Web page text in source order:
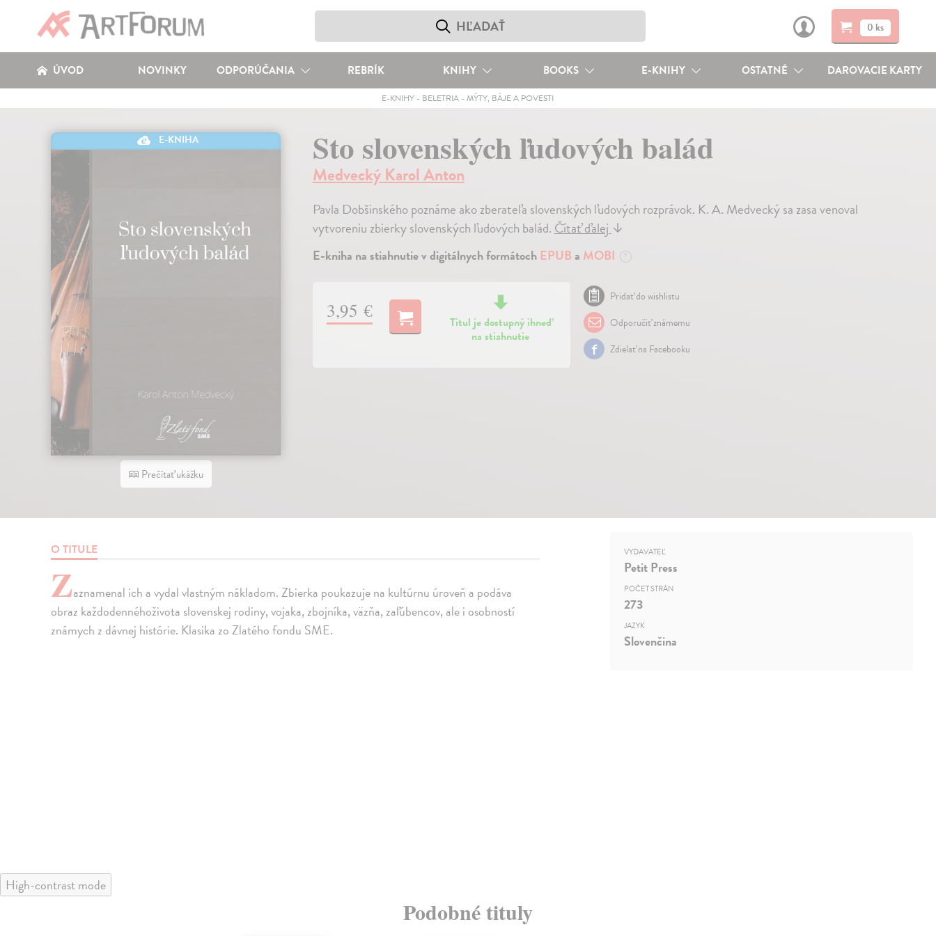
0 ks
ÚVOD NOVINKY ODPORÚČANIA REBRÍK KNIHY BOOKS E-KNIHY OSTATNÉ DAROVACIE KARTY
E-KNIHY - BELETRIA -MÝTY, BÁJE A POVESTI
E-KNIHA
Prečítať ukážku
Sto slovenských ľudových balád
Medvecký Karol Anton
Pavla Dobšinského poznáme ako zberateľa slovenských ľudových rozprávok. K. A. Medvecký sa zasa venoval
vytvoreniu zbierky slovenských ľudových balád.Čítať ďalej↓
E-kniha na stiahnutie v digitálnych formátoch EPUBa MOBI ?
3,95 €
Titul je dostupný ihneď
na stiahnutie
Pridať do wishlistu
Odporučiť známemu
Zdielať na Facebooku
O TITULE
Zaznamenal ich a vydal vlastným nákladom. Zbierka poukazuje na kultúrnu úroveň a podáva
obraz každodennéhoživota slovenskej rodiny, vojaka, zbojníka, väzňa, zaľúbencov, ale i osobností
známych z dávnej histórie. Klasika zo Zlatého fondu SME.
VYDAVATEĽ
Petit Press
POČET STRÁN
273
JAZYK
Slovenčina
High-contrast mode
Podobné tituly